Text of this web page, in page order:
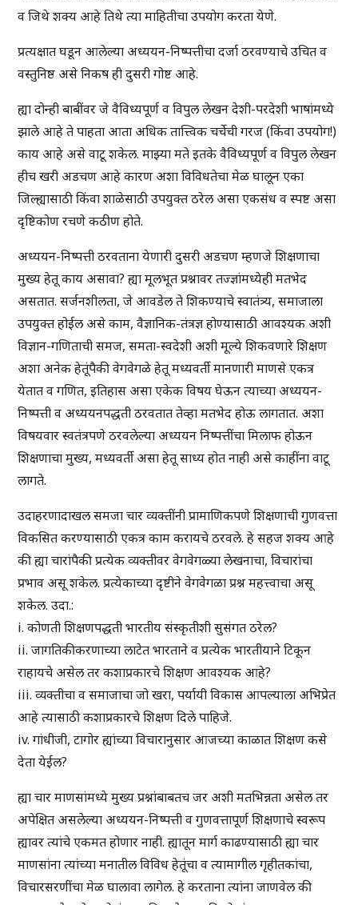
व जिथे शक्य आहे तिथे त्या माहितीचा उपयोग करता येणे.
प्रत्यक्षात घडून आलेल्या अध्ययन-निष्पत्तीचा दर्जा ठरवण्याचे उचित व
वस्तुनिष्ठ असे निकष ही दुसरी गोष्ट आहे.
ह्या दोन्ही बाबींवर जे वैविध्यपूर्ण व विपुल लेखन देशी-परदेशी भाषांमध्ये
झाले आहे ते पाहता आता अधिक तात्त्विक चर्चेची गरज (किंवा उपयोग!)
काय आहे असे वाटू शकेल. माझ्या मते इतके वैविध्यपूर्ण व विपुल लेखन
हीच खरी अडचण आहे कारण अशा विविधतेचा मेळ घालून एका
जिल्ह्यासाठी किंवा शाळेसाठी उपयुक्त ठरेल असा एकसंध व स्पष्ट असा
दृष्टिकोण रचणे कठीण होते.
अध्ययन-निष्पत्ती ठरवताना येणारी दुसरी अडचण म्हणजे शिक्षणाचा
मुख्य हेतू काय असावा? ह्या मूलभूत प्रश्नावर तज्ज्ञांमध्येही मतभेद
असतात. सर्जनशीलता, जे आवडेल ते शिकण्याचे स्वातंत्र्य, समाजाला
उपयुक्त होईल असे काम, वैज्ञानिक-तंत्रज्ञ होण्यासाठी आवश्यक अशी
विज्ञान-गणिताची समज, समता-स्वदेशी अशी मूल्ये शिकवणारे शिक्षण
अशा अनेक हेतूंपैकी वेगवेगळे हेतू मध्यवर्ती मानणारी माणसे एकत्र
येतात व गणित, इतिहास असा एकेक विषय घेऊन त्याच्या अध्ययन-
निष्पत्ती व अध्ययनपद्धती ठरवतात तेव्हा मतभेद होऊ लागतात. अशा
विषयवार स्वतंत्रपणे ठरवलेल्या अध्ययन निष्पत्तींचा मिलाफ होऊन
शिक्षणाचा मुख्य, मध्यवर्ती असा हेतू साध्य होत नाही असे काहींना वाटू
लागते.
उदाहरणादाखल समजा चार व्यक्तींनी प्रामाणिकपणे शिक्षणाची गुणवत्ता
विकसित करण्यासाठी एकत्र काम करायचे ठरवले. हे सहज शक्य आहे
की ह्या चारांपैकी प्रत्येक व्यक्तीवर वेगवेगळ्या लेखनाचा, विचारांचा
प्रभाव असू शकेल. प्रत्येकाच्या दृष्टीने वेगवेगळा प्रश्न महत्त्वाचा असू
शकेल. उदा.:
i. कोणती शिक्षणपद्धती भारतीय संस्कृतीशी सुसंगत ठरेल?
ii. जागतिकीकरणाच्या लाटेत भारताने व प्रत्येक भारतीयाने टिकून
राहायचे असेल तर कशाप्रकारचे शिक्षण आवश्यक आहे?
iii. व्यक्तीचा व समाजाचा जो खरा, पर्यायी विकास आपल्याला अभिप्रेत
आहे त्यासाठी कशाप्रकारचे शिक्षण दिले पाहिजे.
iv. गांधीजी, टागोर ह्यांच्या विचारानुसार आजच्या काळात शिक्षण कसे
देता येईल?
ह्या चार माणसांमध्ये मुख्य प्रश्नांबाबतच जर अशी मतभिन्नता असेल तर
अपेक्षित असलेल्या अध्ययन-निष्पत्ती व गुणवत्तापूर्ण शिक्षणाचे स्वरूप
ह्यावर त्यांचे एकमत होणार नाही. ह्यातून मार्ग काढण्यासाठी ह्या चार
माणसांना त्यांच्या मनातील विविध हेतूंचा व त्यामागील गृहीतकांचा,
विचारसरणींचा मेळ घालावा लागेल. हे करताना त्यांना जाणवेल की